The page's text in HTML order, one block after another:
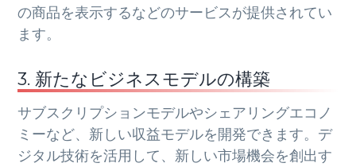
の商品を表示するなどのサービスが提供されてい
ます。
3. 新たなビジネスモデルの構築
サブスクリプションモデルやシェアリングエコノ
ミーなど、新しい収益モデルを開発できます。デ
ジタル技術を活用して、新しい市場機会を創出す